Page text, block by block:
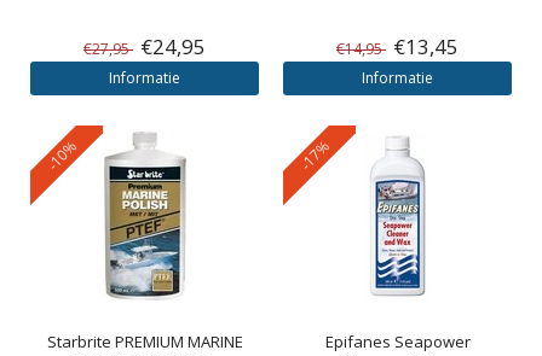
€27,95 €24,95
Informatie
€14,95 €13,45
Informatie
-10%
Starbrite PREMIUM MARINE
-17%
Epifanes Seapower